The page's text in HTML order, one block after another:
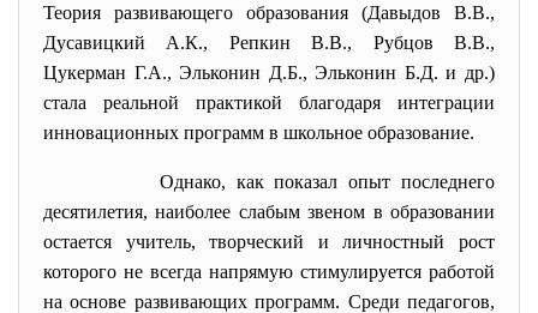
Теория развивающего образования (Давыдов В.В.,
Дусавицкий А.К., Репкин В.В., Рубцов В.В.,
Цукерман Г.А., Эльконин Д.Б., Эльконин Б.Д. и др.)
стала реальной практикой благодаря интеграции
инновационных программ в школьное образование.
Однако, как показал опыт последнего
десятилетия, наиболее слабым звеном в образовании
остается учитель, творческий и личностный рост
которого не всегда напрямую стимулируется работой
на основе развивающих программ. Среди педагогов,